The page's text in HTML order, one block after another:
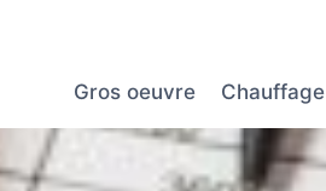
Gros oeuvre Chauffage